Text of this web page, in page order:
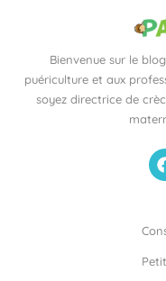
Bienvenue sur le
puériculture et aux
soyez directrice de